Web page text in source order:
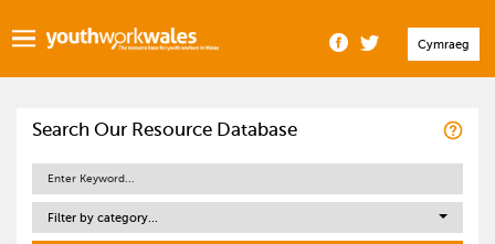
Cymraeg
Search Our Resource Database
Filter by category...